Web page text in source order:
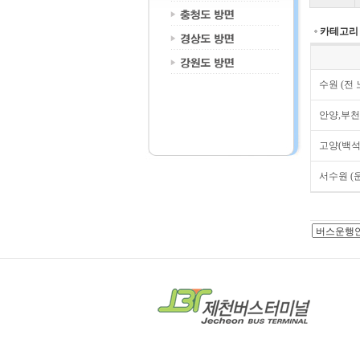
카테고리
수원 (전
안양,부
고양(백
서수원 (